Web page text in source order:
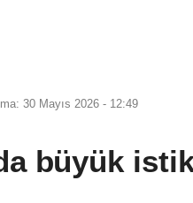
30 Mayıs 2026 - 12:49
büyük